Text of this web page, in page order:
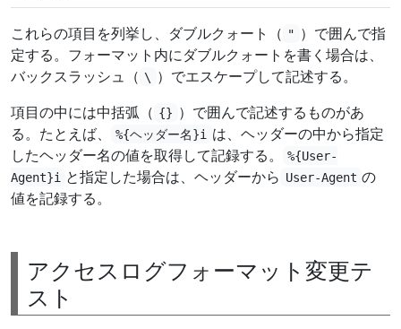
これらの項目を列挙し、ダブルクォート（ " ）で囲んで指
定する。フォーマット内にダブルクォートを書く場合は、
バックスラッシュ（ \
）でエスケープして記述する。
項目の中には中括弧（ {} ）で囲んで記述するものがあ
る。たとえば、
%{ヘッダー名}i
は、ヘッダーの中から指定
したヘッダー名の値を取得して記録する。
%{User-
Agent}i
と指定した場合は、ヘッダーから User-Agent の
値を記録する。
アクセスログフォーマット変更テ
スト